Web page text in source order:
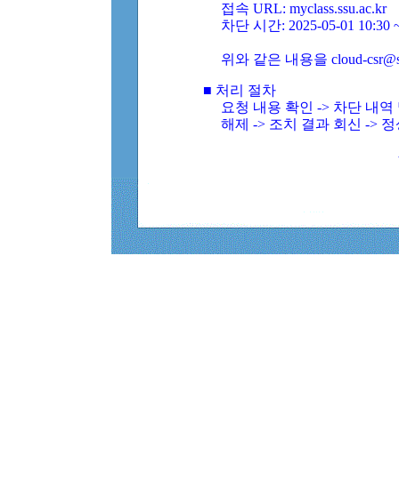
접속 URL: myclass.ssu.ac.kr
차단 시간: 2025-05-01 10:30
위와 같은 내용을 cloud-
■ 처리 절차
요청 내용 확인 -> 차단 내
해제 -> 조치 결과 회신 ->